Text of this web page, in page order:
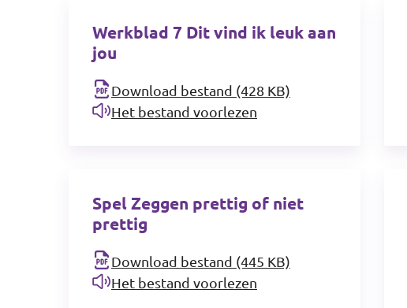
Werkblad 7 Dit vind ik leuk aan
jou
Download bestand (428 KB)
Het bestand voorlezen
Spel Zeggen prettig of niet
prettig
Download bestand (445 KB)
Het bestand voorlezen